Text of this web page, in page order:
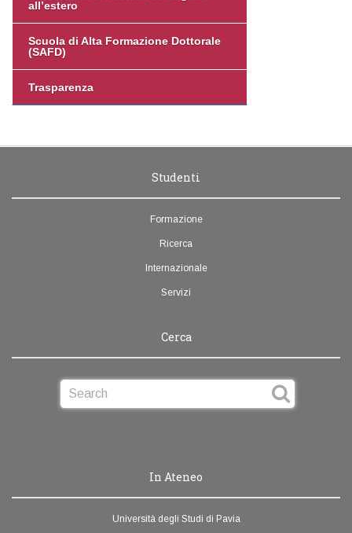
all’estero
Scuola di Alta Formazione Dottorale
(SAFD)
Trasparenza
Studenti
Formazione
Ricerca
Internazionale
Servizi
Cerca
In Ateneo
Università degli Studi di Pavia